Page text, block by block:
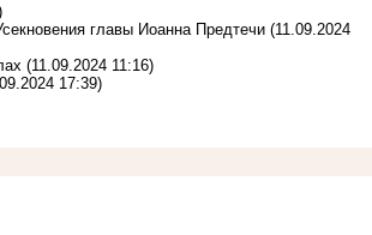
главы Иоанна Предтечи (11.09.2024
(11.09.2024 11:16)
17:39)